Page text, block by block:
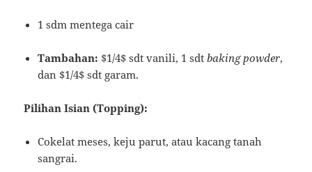
1 sdm mentega cair
Tambahan: $1/4$ sdt vanili, 1 sdtbaking powder,
dan $1/4$ sdt garam.
Pilihan Isian (Topping):
Cokelat meses, keju parut, atau kacang tanah
sangrai.